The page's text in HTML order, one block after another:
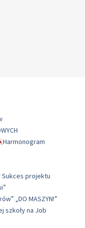
Harmonogram
Sukces projektu
„DO MASZYN!”
szkoły na Job